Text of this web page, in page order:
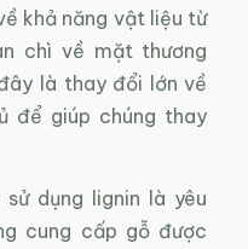
khả năng vật liệu từ
chì về mặt thương
là thay đổi lớn về
để giúp chúng thay
dụng lignin là yêu
cung cấp gỗ được